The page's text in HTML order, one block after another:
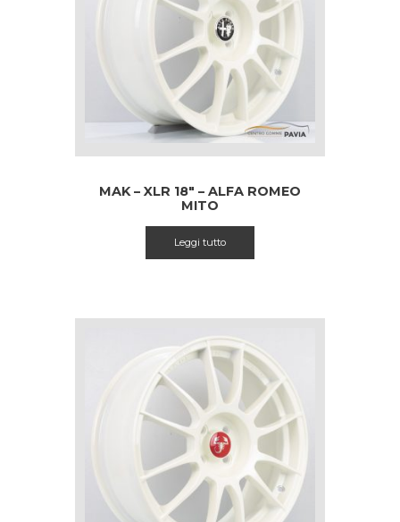
MAK – XLR 18″ – ALFA ROMEO
MITO
Leggi tutto